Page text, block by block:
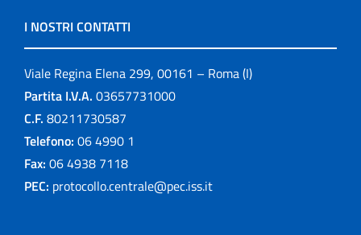
I NOSTRI CONTATTI
Viale Regina Elena 299, 00161 – Roma (I)
Partita I.V.A. 03657731000
C.F. 80211730587
Telefono: 06 4990 1
Fax: 06 4938 7118
PEC: protocollo.centrale@pec.iss.it